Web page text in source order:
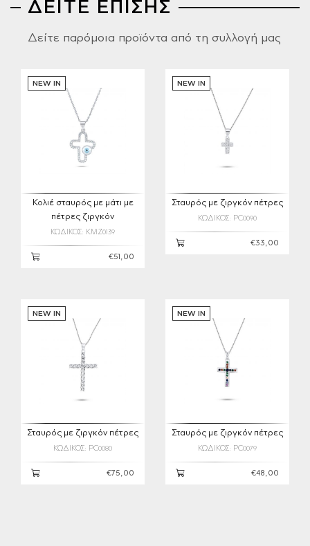
ΔΕΙΤΕ ΕΠΙΣΗΣ
Δείτε παρόμοια προϊόντα από τη συλλογή μας
NEW IN
Κολιέ σταυρός με μάτι με
πέτρες ζιργκόν
ΚΩΔΙΚΟΣ: KMZ0139
€51,00
NEW IN
Σταυρός με ζιργκόν πέτρες
ΚΩΔΙΚΟΣ: PC0090
€33,00
NEW IN
Σταυρός με ζιργκόν πέτρες
ΚΩΔΙΚΟΣ: PC0080
€75,00
NEW IN
Σταυρός με ζιργκόν πέτρες
ΚΩΔΙΚΟΣ: PC0079
€48,00